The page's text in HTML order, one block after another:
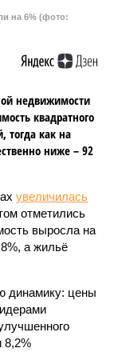
на 6% (фото:
недвижимости
квадратного
тогда как на
ниже – 92
увеличилась
отметились
выросла на
а жильё
динамику: цены
8,2%